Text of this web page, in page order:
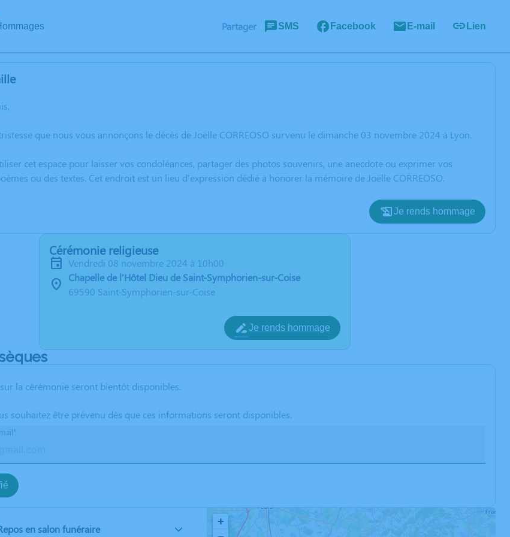
Partager SMS Facebook E-mail Lien
que nous vous annonçons le décès de Joëlle CORREOSO survenu le dimanche 03 novembre 2024 à Lyon.
cet espace pour laisser vos condoléances, partager des photos souvenirs, une anecdote ou exprimer vos
ou des textes. Cet endroit est un lieu d'expression dédié à honorer la mémoire de Joëlle CORREOSO.
Je rends hommage
Cérémonie religieuse
vendredi 08 novembre 2024 à 10h00
Chapelle de l'Hôtel Dieu de Saint-Symphorien-sur-Coise
69590 Saint-Symphorien-sur-Coise
Je rends hommage
sur la cérémonie seront bientôt disponibles.
souhaitez être prévenu dès que ces informations seront disponibles.
en salon funéraire
+